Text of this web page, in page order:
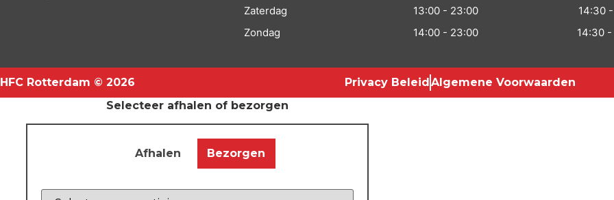
Zaterdag
13:00 - 23:00
14:30
Zondag
14:00 - 23:00 14:30
HFC Rotterdam © 2026 Privacy BeleidAlgemene Voorwaarden​
Selecteer afhalen of bezorgen
Afhalen Bezorgen
Zoeken